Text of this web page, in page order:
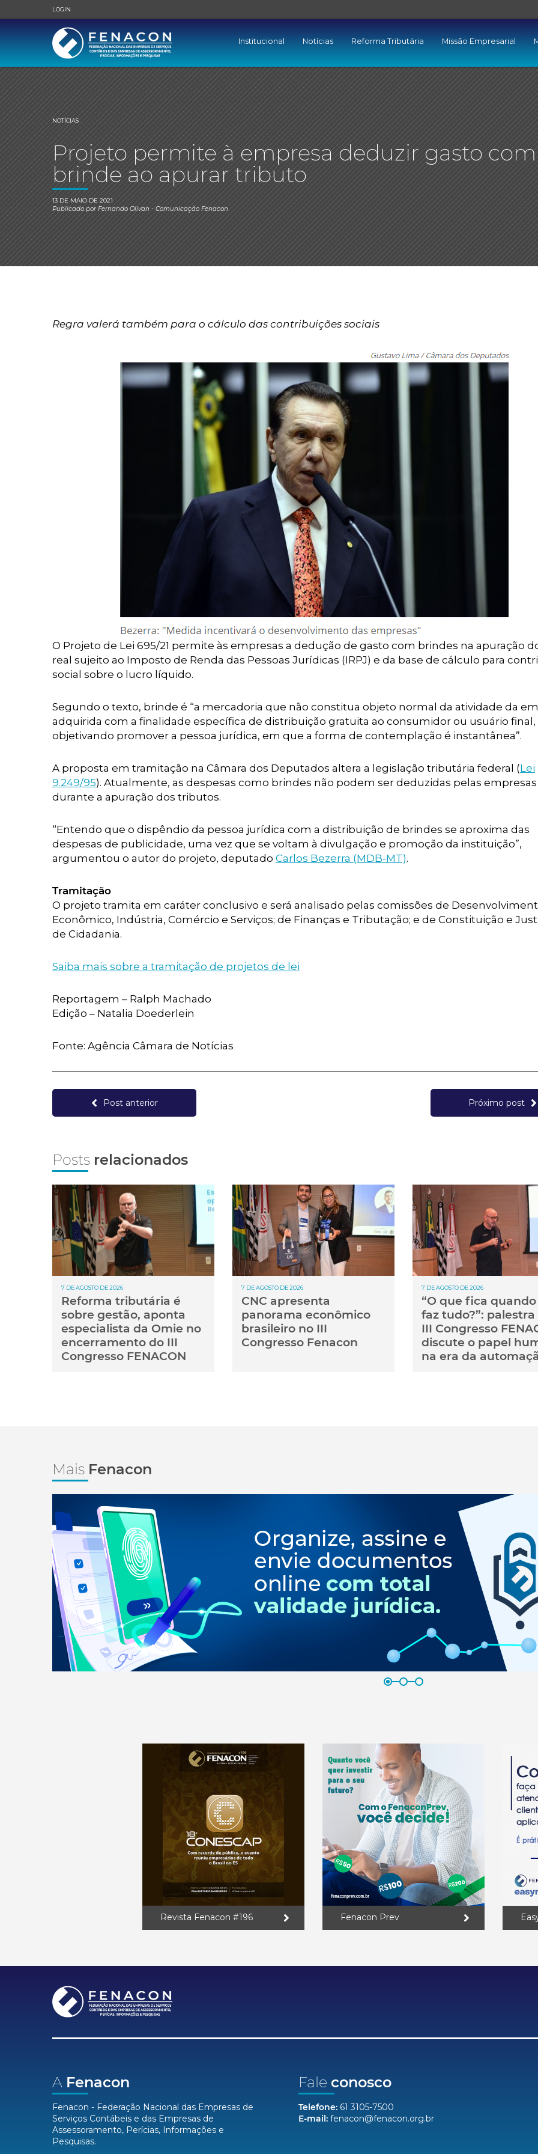
LOGIN
Institucional Notícias Reforma Tributária Missão Empresarial
NOTÍCIAS
Projeto permite à empresa deduzir gasto com
brinde ao apurar tributo
13 DE MAIO DE 2021
Publicado porFernando Olivan- Comunicação Fenacon
Regra valerá também para o cálculo das contribuições sociais
O Projeto de Lei 695/21 permite às empresas a dedução de gasto com brindes na apuração
real sujeito ao Imposto de Renda das Pessoas Jurídicas (IRPJ) e da base de cálculo para
social sobre o lucro líquido.
Segundo o texto, brinde é “a mercadoria que não constitua objeto normal da atividade da
adquirida com a finalidade específica de distribuição gratuita ao consumidor ou usuário final,
objetivando promover a pessoa jurídica, em que a forma de contemplação é instantânea”.
A proposta em tramitação na Câmara dos Deputados altera a legislação tributária federal (Lei
9.249/95). Atualmente, as despesas como brindes não podem ser deduzidas pelas empresas
durante a apuração dos tributos.
“Entendo que o dispêndio da pessoa jurídica com a distribuição de brindes se aproxima das
despesas de publicidade, uma vez que se voltam à divulgação e promoção da instituição”,
argumentou o autor do projeto, deputado Carlos Bezerra (MDB-MT).
Tramitação
O projeto tramita em caráter conclusivo e será analisado pelas comissões de
Econômico, Indústria, Comércio e Serviços; de Finanças e Tributação; e de Constituição e
de Cidadania.
Saiba mais sobre a tramitação de projetos de lei
Reportagem – Ralph Machado
Edição – Natalia Doederlein
Fonte: Agência Câmara de Notícias
Post anterior Próximo post
Posts relacionados
7 DE AGOSTO DE 2026
Reforma tributária é
sobre gestão, aponta
especialista da Omie no
encerramento do III
Congresso FENACON
7 DE AGOSTO DE 2026
CNC apresenta
panorama econômico
brasileiro no III
Congresso Fenacon
7 DE AGOSTO DE 2026
“O que fica quando
faz tudo?”: palestra
III Congresso
discute o papel
na era da
Mais Fenacon
Revista Fenacon #196 Fenacon Prev
A Fenacon
Fenacon - Federação Nacional das Empresas de
Serviços Contábeis e das Empresas de
Assessoramento, Perícias, Informações e
Pesquisas.
Fale conosco
Telefone: 61 3105-7500
E-mail: fenacon@fenacon.org.br